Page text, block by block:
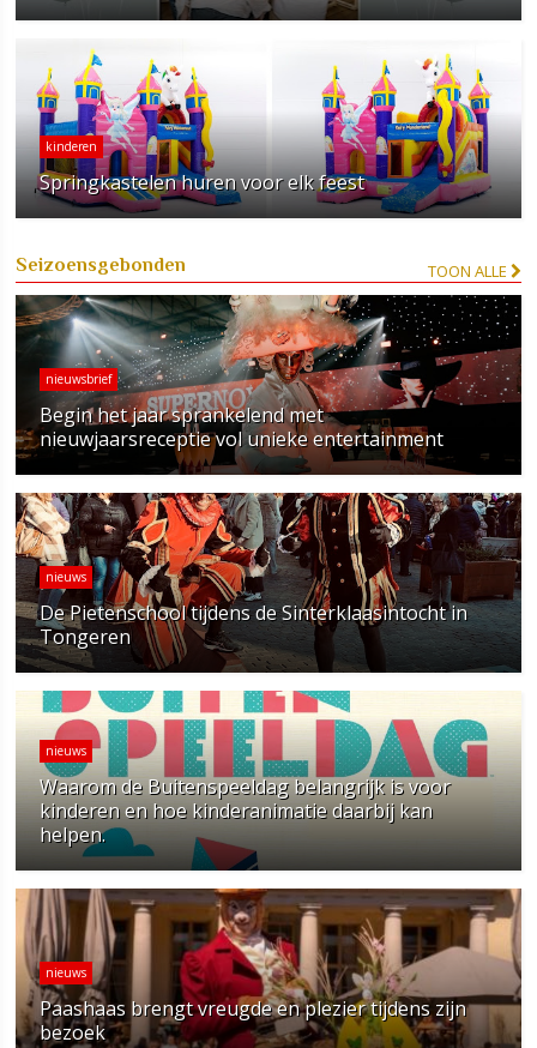
kinderen
Springkastelen huren voor elk feest
Seizoensgebonden TOON ALLE
nieuwsbrief
Begin het jaar sprankelend met
nieuwjaarsreceptie vol unieke entertainment
nieuws
De Pietenschool tijdens de Sinterklaasintocht in
Tongeren
nieuws
Waarom de Buitenspeeldag belangrijk is voor
kinderen en hoe kinderanimatie daarbij kan
helpen.
nieuws
Paashaas brengt vreugde en plezier tijdens zijn
bezoek